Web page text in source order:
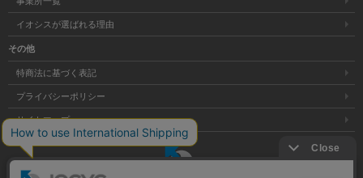
イオシスが選ばれる理由
その他
特商法に基づく表記
プライバシーポリシー
サイトマップ